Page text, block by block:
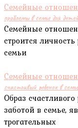
Семейные
проблемы в семье для детей
Семейные
строится
семьи
Семейные
счастливый ребенок в
Образ
заботой в семье,
трогательных